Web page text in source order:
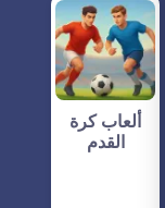
ألعاب كرة
القدم